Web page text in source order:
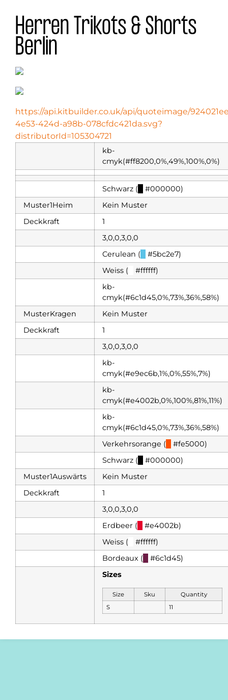
Herren Trikots & Shorts
Berlin
https://api.kitbuilder.co.uk/api/quoteimage/
4e53-424d-a98b-078cfdc421da.svg?
distributorId=105304721
kb-
cmyk(#ff8200,0%,49%,100%,0%)
Schwarz (
#000000)
Muster1Heim
Kein Muster
Deckkraft
1
3,0,0,3,0,0
Cerulean (
#5bc2e7)
Weiss (
#ffffff)
kb-
cmyk(#6c1d45,0%,73%,36%,58%)
MusterKragen
Kein Muster
Deckkraft
1
3,0,0,3,0,0
kb-
cmyk(#e9ec6b,1%,0%,55%,7%)
kb-
cmyk(#e4002b,0%,100%,81%,11%)
kb-
cmyk(#6c1d45,0%,73%,36%,58%)
Verkehrsorange (
#fe5000)
Schwarz (
#000000)
Muster1Auswärts
Kein Muster
Deckkraft
1
3,0,0,3,0,0
Erdbeer (
#e4002b)
Weiss (
#ffffff)
Bordeaux (
#6c1d45)
Sizes
Size Sku
Quantity
S
11